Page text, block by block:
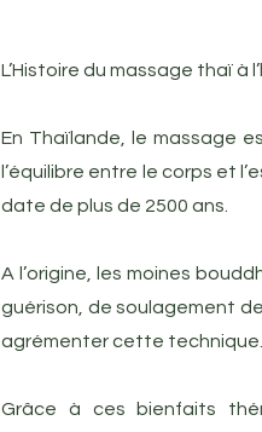
L’Histoire du massage thaï à
En Thaïlande, le massage
l’équilibre entre le corps et
date de plus de 2500 ans.
A l’origine, les moines
guérison, de soulagement
agrémenter cette technique.
Grâce à ces bienfaits